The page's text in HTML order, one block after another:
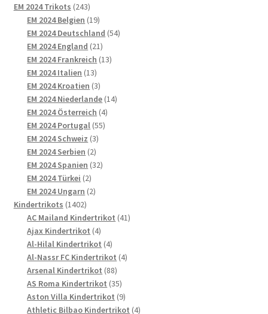
EM 2024 Trikots 243243
Produkte
EM 2024 Belgien 1919
Produkte
EM 2024 Deutschland 5454
EM 2024 England 2121
Produkte
EM 2024 Frankreich 1313
EM 2024 Italien 1313
Produkte
EM 2024 Kroatien 33
Produkte
EM 2024 Niederlande 1414
EM 2024 Österreich 44
EM 2024 Portugal 5555
EM 2024 Schweiz 33
EM 2024 Serbien 22
Produkte
EM 2024 Spanien 3232
EM 2024 Türkei 22
Produkte
EM 2024 Ungarn 22
Kindertrikots 14021402
Produkte
AC Mailand Kindertrikot 4141
Ajax Kindertrikot 44
Produkte
Al-Hilal Kindertrikot 44
Produkte
Al-Nassr FC Kindertrikot 44
Arsenal Kindertrikot 8888
Produkte
AS Roma Kindertrikot 3535
Produkte
Aston Villa Kindertrikot 99
Produkte
Athletic Bilbao Kindertrikot 44